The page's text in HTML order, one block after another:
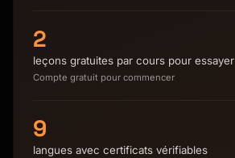
2
leçons gratuites par cours pour essayer
Compte gratuit pour commencer
9
langues avec certificats vérifiables